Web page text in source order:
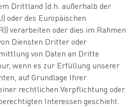
Drittland (d.h. außerhalb der
oder des Europäischen
verarbeiten oder dies im Rahmen
Diensten Dritter oder
von Daten an Dritte
wenn es zur Erfüllung unserer
auf Grundlage Ihrer
rechtlichen Verpflichtung oder
Interessen geschieht.